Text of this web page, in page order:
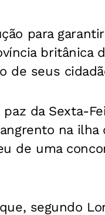
para
britânica
de seus
da Sexta-
na ilha
de uma
segundo